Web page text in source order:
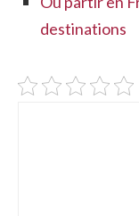
destinations